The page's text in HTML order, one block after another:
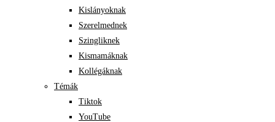
Kislányoknak
Szerelmednek
Szingliknek
Kismamáknak
Kollégáknak
Témák
Tiktok
YouTube